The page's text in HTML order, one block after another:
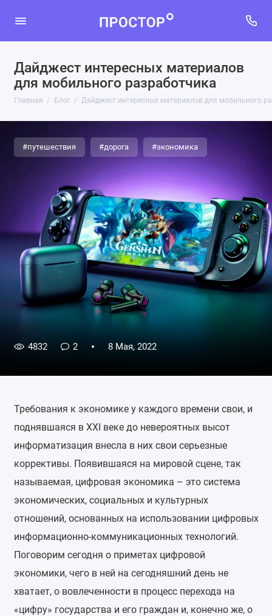
Дайджест интересных материалов
для мобильного разработчика
Главная Блог Дайджест интересных материалов для мобильного
#путешествия #дорога #экономика
4832 2 8 Мая, 2022
Требования к экономике у каждого времени свои, и
поднявшаяся в XXI веке до невероятных высот
информатизация внесла в них свои серьезные
коррективы. Появившаяся на мировой сцене, так
называемая, цифровая экономика – это система
экономических, социальных и культурных
отношений, основанных на использовании цифровых
информационно-коммуникационных технологий.
Поговорим сегодня о приметах цифровой
экономики, чего в ней на сегодняшний день не
хватает, о вовлеченности в процесс перехода на
«цифру» государства и его граждан и, конечно же, о